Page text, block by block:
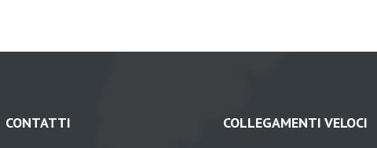
CONTATTI COLLEGAMENTI VELOCI